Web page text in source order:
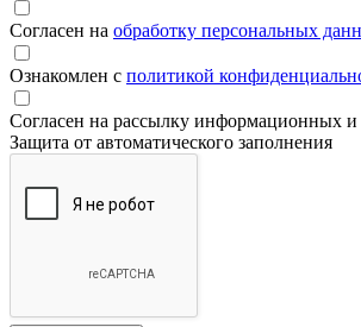
Согласен на обработку персональных
Ознакомлен с политикой
Согласен на рассылку информационных
Защита от автоматического заполнения